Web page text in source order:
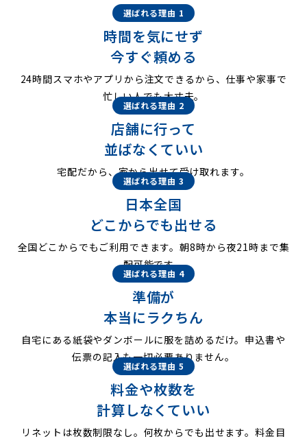
選ばれる理由 1
時間を気にせず
今すぐ頼める
24時間スマホやアプリから注文できるから、仕事や家事で
忙しい人でも大丈夫。
選ばれる理由 2
店舗に行って
並ばなくていい
宅配だから、家から出せて受け取れます。
選ばれる理由 3
日本全国
どこからでも出せる
全国どこからでもご利用できます。朝8時から夜21時まで集
配可能です。
選ばれる理由 4
準備が
本当にラクちん
自宅にある紙袋やダンボールに服を詰めるだけ。申込書や
伝票の記入も一切必要ありません。
選ばれる理由 5
料金や枚数を
計算しなくていい
リネットは枚数制限なし。何枚からでも出せます。料金目